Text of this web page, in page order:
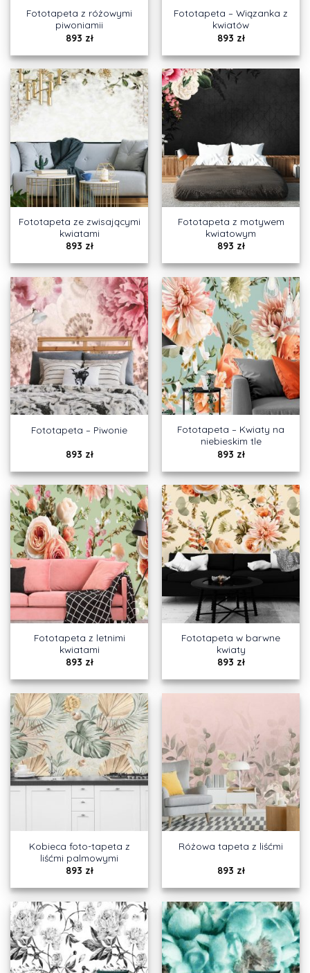
Fototapeta z różowymi
piwoniamii
893 zł
Fototapeta – Wiązanka z
kwiatów
893 zł
Fototapeta ze zwisającymi
kwiatami
893 zł
Fototapeta z motywem
kwiatowym
893 zł
Fototapeta – Piwonie
893 zł
Fototapeta – Kwiaty na
niebieskim tle
893 zł
Fototapeta z letnimi
kwiatami
893 zł
Fototapeta w barwne
kwiaty
893 zł
Kobieca foto-tapeta z
liśćmi palmowymi
893 zł
Różowa tapeta z liśćmi
893 zł